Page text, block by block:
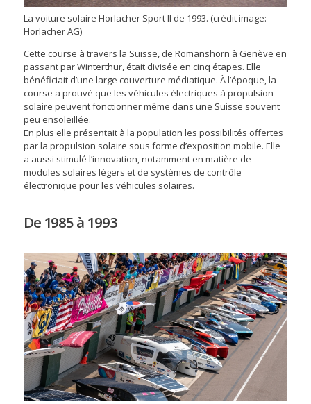
La voiture solaire Horlacher Sport II de 1993. (crédit image:
Horlacher AG)
Cette course à travers la Suisse, de Romanshorn à Genève en
passant par Winterthur, était divisée en cinq étapes. Elle
bénéficiait d’une large couverture médiatique. À l’époque, la
course a prouvé que les véhicules électriques à propulsion
solaire peuvent fonctionner même dans une Suisse souvent
peu ensoleillée.
En plus elle présentait à la population les possibilités offertes
par la propulsion solaire sous forme d’exposition mobile. Elle
a aussi stimulé l’innovation, notamment en matière de
modules solaires légers et de systèmes de contrôle
électronique pour les véhicules solaires.
De 1985 à 1993